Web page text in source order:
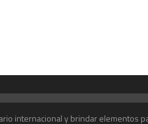
internacional y brindar elementos